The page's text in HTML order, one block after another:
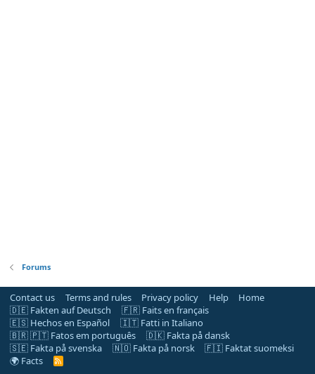
Forums
Contact us Terms and rules Privacy policy Help
Home
🇩🇪 Fakten auf Deutsch
🇫🇷 Faits en français
🇪🇸 Hechos en Español
🇮🇹 Fatti in Italiano
🇧🇷 🇵🇹 Fatos em português
🇩🇰 Fakta på dansk
🇸🇪 Fakta på svenska
🇳🇴 Fakta på norsk
🇫🇮 Faktat suomeksi
🌍 Facts
R